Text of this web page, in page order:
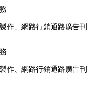
作、網路行銷通路廣告刊
售，全面優惠中....
作、網路行銷通路廣告刊